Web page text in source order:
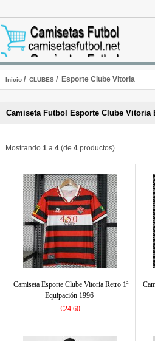
Inicio/ CLUBES/ Esporte Clube Vitoria
Camiseta Futbol Esporte Clube Vitoria
Mostrando 1a 4(de 4productos)
Camiseta Esporte Clube Vitoria Retro 1ª
Equipación 1996
€24.60